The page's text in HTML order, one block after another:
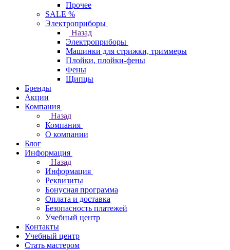
Прочее
SALE %
Электроприборы
Назад
Электроприборы
Машинки для стрижки, триммеры
Плойки, плойки-фены
Фены
Щипцы
Бренды
Акции
Компания
Назад
Компания
О компании
Блог
Информация
Назад
Информация
Реквизиты
Бонусная программа
Оплата и доставка
Безопасность платежей
Учебный центр
Контакты
Учебный центр
Стать мастером